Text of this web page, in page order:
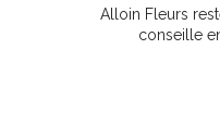
Alloin Fleurs
conseille